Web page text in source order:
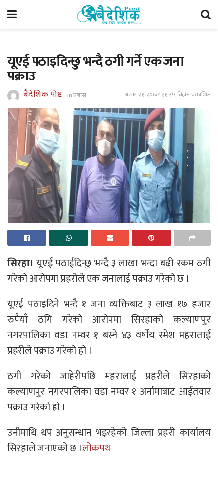
यूएई पठाइदिन्छु भन्दै ठगी गर्ने एक जना
पक्राउ
बैदेशिक पोष्ट inप्रबास असार २१, २०७८ ११;३५ बिहान प्रकाशित
सिरहा। यूएई पठाईदिन्छु भन्दै ३ लाखा भन्दा बढी रकम ठगी
गरेको आरोपमा प्रहरीले एक जनालाई पक्राउ गरेको छ ।
यूएई पठाइदिने भन्दै १ जना व्यक्तिबाट ३ लाख १७ हजार
रुपैयाँ ठगि गरेको आरोपमा सिरहाको कल्याणपुर
नगरपालिका वडा नम्वर १ बस्ने ४३ वर्षीय रमेश महरालाई
प्रहरीले पक्राउ गरेको हो ।
ठगी गरेको जाहेरीपछि महरालाई प्रहरीले सिरहाको
कल्याणपुर नगरपालिका वडा नम्वर १ अर्नामाबाट आईतवार
पक्राउ गरेको हो ।
उनीमाथि थप अनुसन्धान भइरहेको जिल्ला प्रहरी कार्यालय
सिरहाले जनाएको छ ।लोकपथ